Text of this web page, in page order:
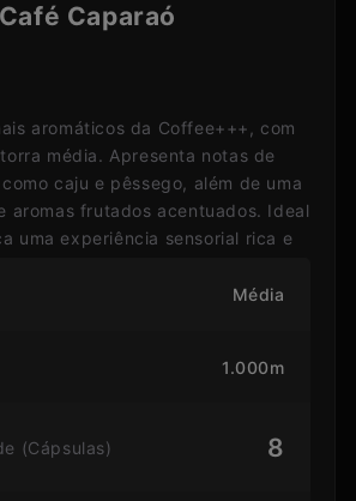
Café Caparaó
aromáticos da Coffee+++, com
média. Apresenta notas de
caju e pêssego, além de uma
aromas frutados acentuados. Ideal
uma experiência sensorial rica e
Média
1.000m
(Cápsulas) 8